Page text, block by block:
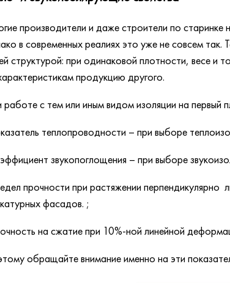
производители и даже строители по старинке
в современных реалиях это уже не совсем так.
структурой: при одинаковой плотности, весе
продукцию другого.
с тем или иным видом изоляции на первый
теплопроводности – при выборе
звукопоглощения – при выборе
прочности при растяжении
фасадов. ;
на сжатие при 10%-ной линейной
обращайте внимание именно на эти